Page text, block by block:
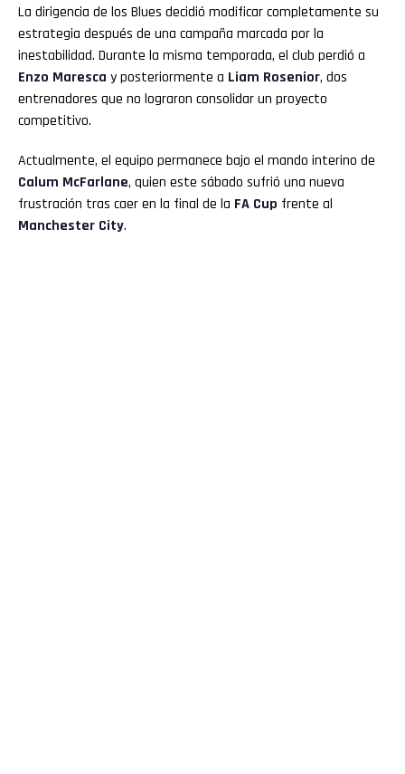
La dirigencia de los Blues decidió modificar completamente su
estrategia después de una campaña marcada por la
inestabilidad. Durante la misma temporada, el club perdió a
Enzo Maresca y posteriormente a Liam Rosenior, dos
entrenadores que no lograron consolidar un proyecto
competitivo.
Actualmente, el equipo permanece bajo el mando interino de
Calum McFarlane, quien este sábado sufrió una nueva
frustración tras caer en la final de la FA Cup frente al
Manchester City.